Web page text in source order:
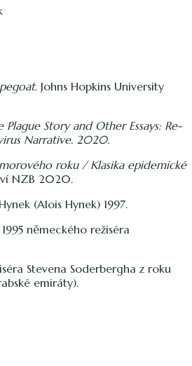
. ‎Johns Hopkins University
Plague Story and Other Essays: Re-
Narrative. 2020.
roku / Klasika epidemické
NZB 2020.
(Alois Hynek) 1997.
německého režiséra
Stevena Soderbergha z roku
emiráty).